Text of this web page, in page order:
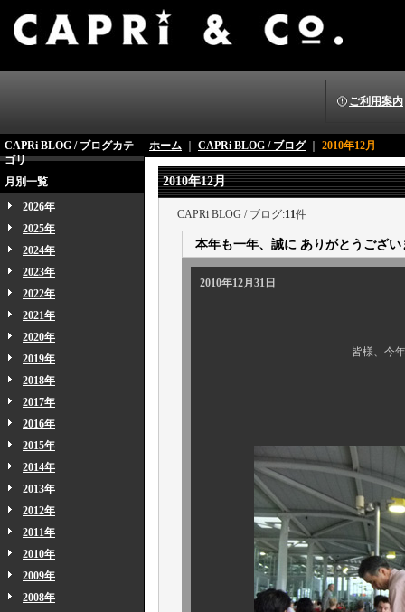
ご利用案内
CAPRi BLOG / ブログカテ
ゴリ
月別一覧
2026年
2025年
2024年
2023年
2022年
2021年
2020年
2019年
2018年
2017年
2016年
2015年
2014年
2013年
2012年
2011年
2010年
2009年
2008年
ホーム CAPRi BLOG / ブログ｜ 2010年12月
2010年12月
CAPRi BLOG / ブログ:11件
本年も一年、誠に ありがとうござい
2010年12月31日
皆様、今年も一年、誠に